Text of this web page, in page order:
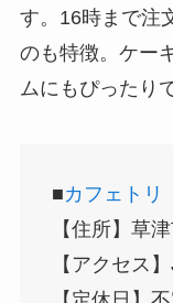
す。16時まで注
のも特徴。ケー
ムにもぴったり
■カフェトリ
【住所】草
【アクセス